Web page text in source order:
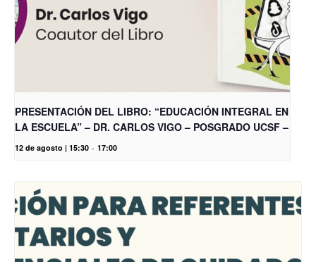
PRESENTACIÓN DEL LIBRO: “EDUCACIÓN INTEGRAL EN
LA ESCUELA” – DR. CARLOS VIGO – POSGRADO UCSF –
12 de agosto | 15:30 - 17:00